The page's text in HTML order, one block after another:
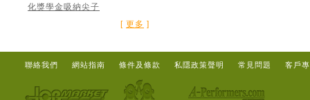
化獎學金吸納尖子
[ 更多 ]
聯絡我們 網站指南 條件及條款 私隱政策聲明 常見問題 客戶